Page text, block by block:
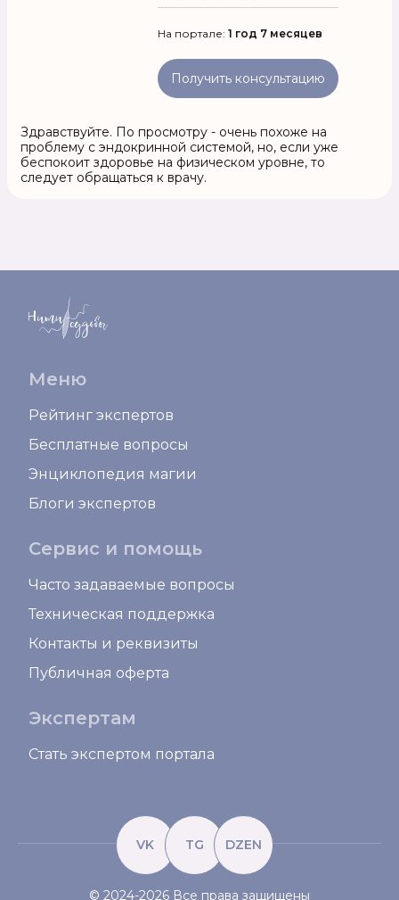
На портале: 1 год 7 месяцев
Получить консультацию
Здравствуйте. По просмотру - очень похоже на
проблему с эндокринной системой, но, если уже
беспокоит здоровье на физическом уровне, то
следует обращаться к врачу.
Меню
Рейтинг экспертов
Бесплатные вопросы
Энциклопедия магии
Блоги экспертов
Сервис и помощь
Часто задаваемые вопросы
Техническая поддержка
Контакты и реквизиты
Публичная оферта
Экспертам
Стать экспертом портала
VK TG DZEN
© 2024-2026 Все права защищены